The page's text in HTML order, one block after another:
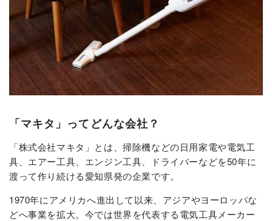
「マキタ」ってどんな会社？
「株式会社マキタ」とは、掃除機などの日用家電や電気工
具、エアー工具、エンジン工具、ドライバーなどを50年に
渡って作り続ける愛知県発の企業です。
1970年にアメリカへ進出して以来、アジアやヨーロッパな
どへ事業を拡大。今では世界を代表する電気工具メーカー